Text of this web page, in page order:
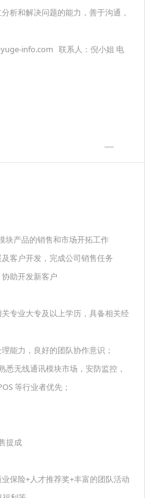
析和解决问题的能力，善于沟通，
info.com 联系人：倪小姐 电
块产品的销售和市场开拓工作
客户开发，完成公司销售任务
助开发新客户
专业大专及以上学历，具备相关经
能力，良好的团队协作意识；
悉无线通讯模块市场，安防监控，
等行业者优先；
提成
保险+人才推荐奖+丰富的团队活动